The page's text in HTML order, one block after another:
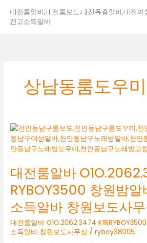
대전룸알바,대전룸보도,대전유흥알바,대전여
전고소득알바
상남동룸도우미
대전룸알바
RYBOY3500 창원밤알
소득알바 창원보도사
대전룸알바 O1O.2062.3474 K톡
소득알바 창원보도사무실 /ryboy38005
대
전
룸
바
O1O.2062.3474
K
RYBOY3500
창
원